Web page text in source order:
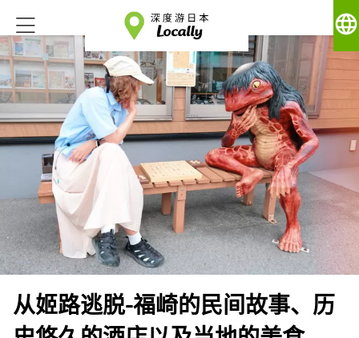
language
从姬路逃脱-福崎的民间故事、历